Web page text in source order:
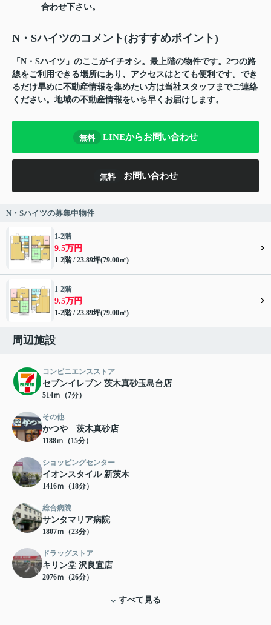
合わせ下さい。
N・Sハイツのコメント(おすすめポイント)
「N・Sハイツ」のここがイチオシ。最上階の物件です。2つの路
線をご利用できる場所にあり、アクセスはとても便利です。でき
るだけ早めに不動産情報を集めたい方は当社スタッフまでご連絡
ください。地域の不動産情報をいち早くお届けします。
無料 LINEからお問い合わせ
無料 お問い合わせ
N・Sハイツの募集中物件
1-2階
9.5万円
1-2階 / 23.89坪(79.00㎡)
1-2階
9.5万円
1-2階 / 23.89坪(79.00㎡)
周辺施設
コンビニエンスストア
セブンイレブン 茨木真砂玉島台店
514ｍ（7分）
その他
かつや 茨木真砂店
1188ｍ（15分）
ショッピングセンター
イオンスタイル 新茨木
1416ｍ（18分）
総合病院
サンタマリア病院
1807ｍ（23分）
ドラッグストア
キリン堂 沢良宜店
2076ｍ（26分）
すべて見る